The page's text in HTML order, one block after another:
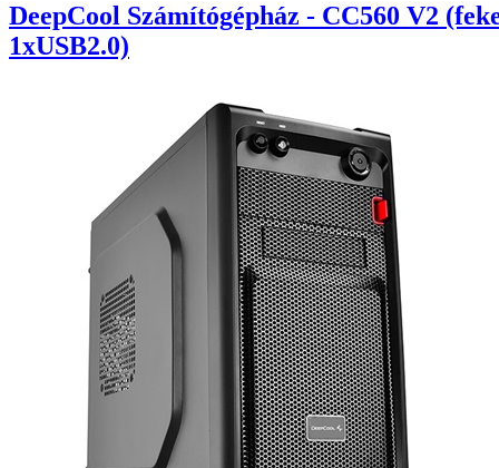
DeepCool Számítógépház - CC560 V2
1xUSB2.0)